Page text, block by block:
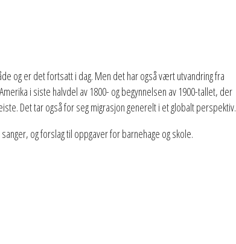
og er det fortsatt i dag. Men det har også vært utvandring fra
i siste halvdel av 1800- og begynnelsen av 1900-tallet, der
Det tar også for seg migrasjon generelt i et globalt perspektiv.
og forslag til oppgaver for barnehage og skole.